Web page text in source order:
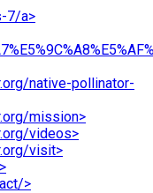
7/a>
native-pollinator-
mission>
videos>
visit>
>